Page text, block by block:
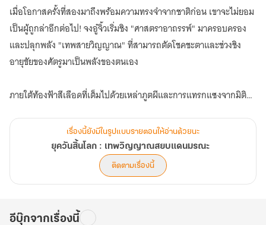
เมื่อโอกาสครั้งที่สองมาถึงพร้อมความทรงจำจากชาติก่อน เขาจะไม่ยอม
เป็นผู้ถูกล่าอีกต่อไป! จงอู๋จิ้วเริ่มชิง "ศาสตราอาถรรพ์" มาครอบครอง
และปลุกพลัง "เทพสายวิญญาณ" ที่สามารถตัดโชคชะตาและช่วงชิง
อายุขัยของศัตรูมาเป็นพลังของตนเอง
ภายใต้ท้องฟ้าสีเลือดที่เต็มไปด้วยเหล่าภูตผีและการแทรกแซงจากมิติ
"ตราเทพไป๋เจ๋อ" ที่หยั่งรู้ฟ้าดิน ทะลวงคำทำนาย ชี้ทางสว่างในความมืด
มิด... ทุกย่างก้าวของเขาถูกขีดเขียนด้วยเข็มทิศแห่งวาสนาที่ใครก็ไม่อาจ
โลก..เขาจะใช้ไหวพริบและความอำมหิตเปลี่ยนทุกวิกฤตให้เป็นวาสนา
เรื่องนี้ยังมีในรูปแบบรายตอนให้อ่านด้วยนะ
ยุควันสิ้นโลก : เทพวิญญาณสยบแดนมรณะ
ติดตามเรื่องนี้
อีบุ๊กจากเรื่องนี้